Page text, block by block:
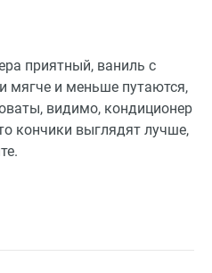
приятный, ваниль с
мягче и меньше путаются,
видимо, кондиционер
кончики выглядят лучше,